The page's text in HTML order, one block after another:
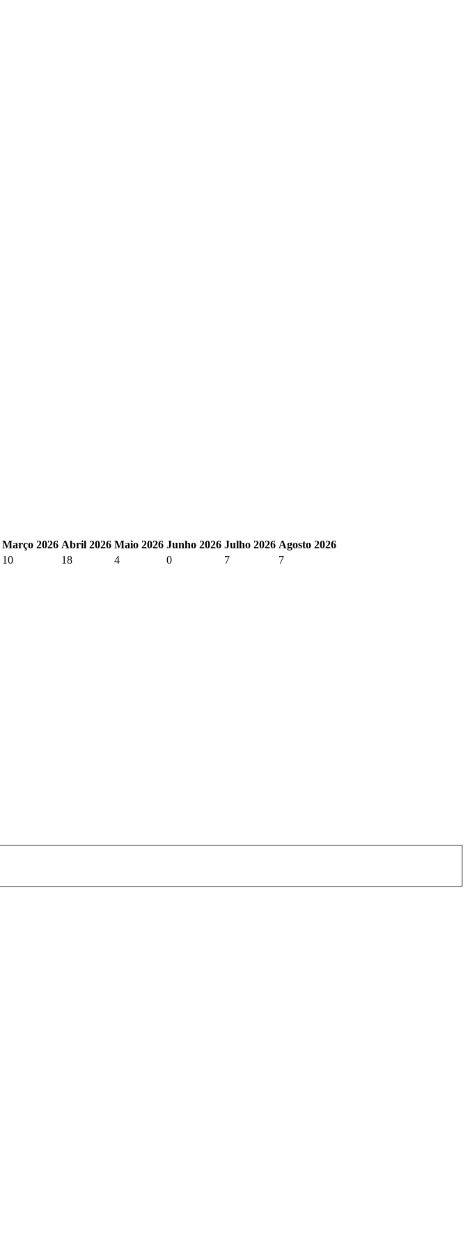
Março 2026 Abril 2026 Maio 2026 Junho 2026 Julho 2026 Agosto 2026
10 18 4 0 7 7